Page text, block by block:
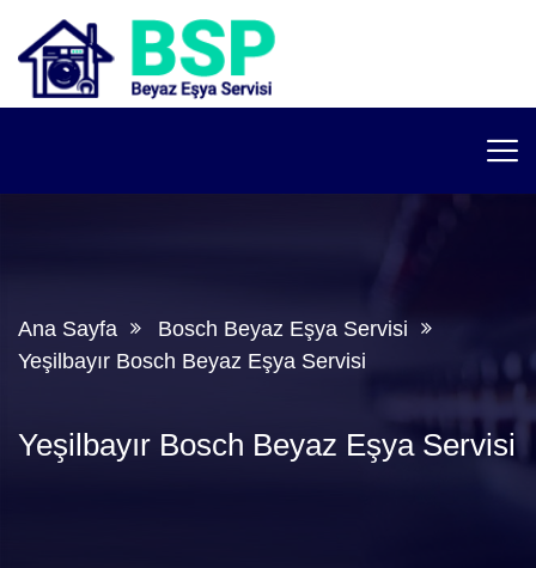
Ana Sayfa
Bosch Beyaz Eşya Servisi
Yeşilbayır Bosch Beyaz Eşya Servisi
Yeşilbayır Bosch Beyaz Eşya Servisi